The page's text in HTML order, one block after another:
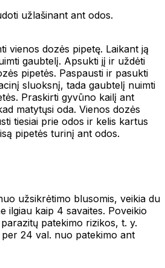
užlašinant ant odos.
vienos dozės pipetę. Laikant ją
gaubtelį. Apsukti jį ir uždėti
pipetės. Paspausti ir pasukti
sluoksnį, tada gaubtelį nuimti
Praskirti gyvūno kailį ant
matytųsi oda. Vienos dozės
tiesiai prie odos ir kelis kartus
pipetės turinį ant odos.
užsikrėtimo blusomis, veikia du
ilgiau kaip 4 savaites. Poveikio
patekimo rizikos, t. y.
24 val. nuo patekimo ant